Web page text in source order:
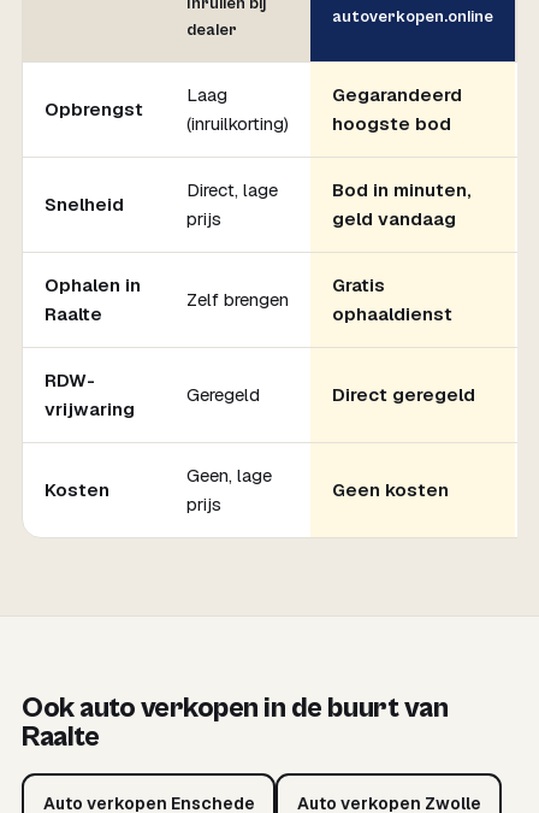
dealer
autoverkopen.online
Opbrengst
Laag
(inruilkorting)
Gegarandeerd
hoogste bod
Snelheid
Direct, lage
prijs
Bod in minuten,
geld vandaag
Ophalen in
Raalte
Zelf brengen
Gratis
ophaaldienst
RDW-
vrijwaring
Geregeld Direct geregeld
Kosten
Geen, lage
prijs
Geen kosten
Ook auto verkopen in de buurt van
Raalte
Auto verkopen Enschede Auto verkopen Zwolle